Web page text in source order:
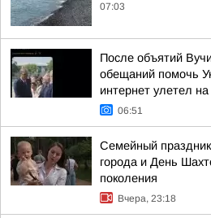
07:03
После объятий
обещаний помочь
интернет улетел на
06:51
Семейный
города и День
поколения
Вчера, 23:18